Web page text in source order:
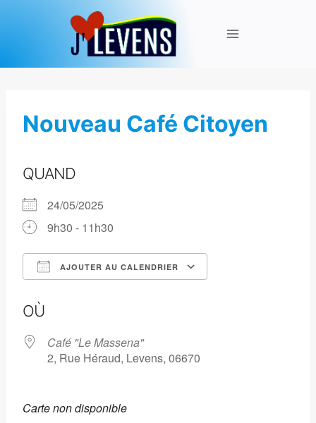
Nouveau Café Citoyen
QUAND
24/05/2025
9h30 - 11h30
AJOUTER AU CALENDRIER
OÙ
Café "Le Massena"
2, Rue Héraud, Levens, 06670
Carte non disponible